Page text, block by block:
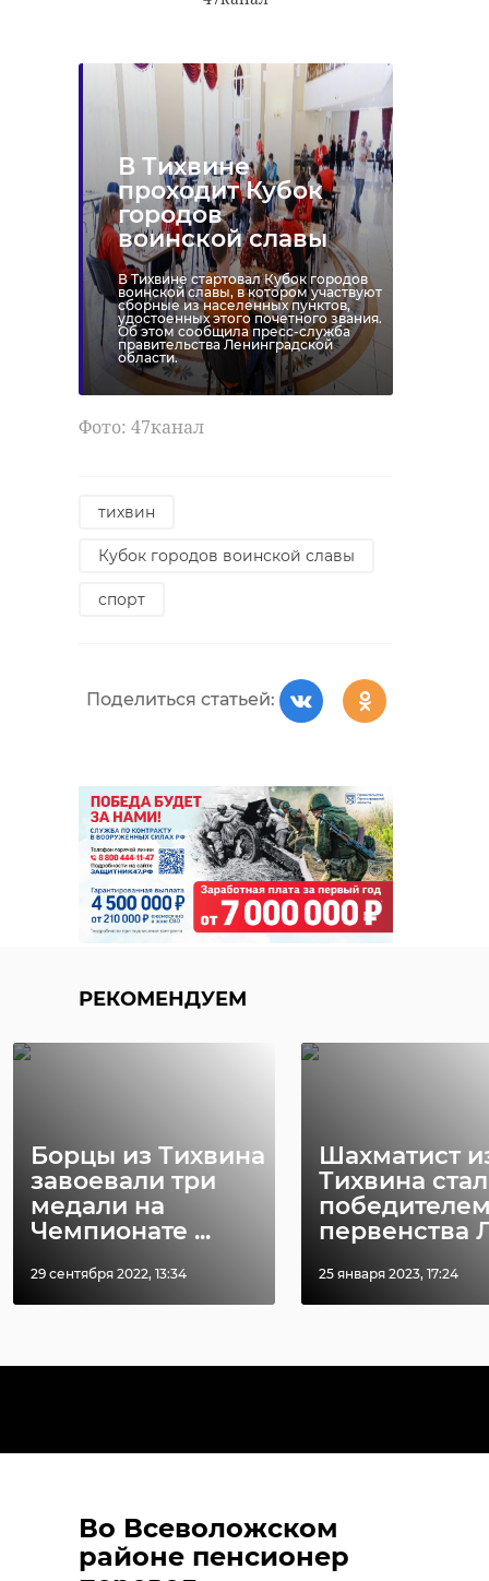
В Тихвине
проходит Кубок
городов
воинской славы
В Тихвине стартовал Кубок городов
воинской славы, в котором участвуют
сборные из населенных пунктов,
удостоенных этого почетного звания.
Об этом сообщила пресс-служба
правительства Ленинградской
области.
Фото: 47канал
тихвин
Кубок городов воинской славы
спорт
Поделиться статьей:
РЕКОМЕНДУЕМ
Борцы из Тихвина
завоевали три
медали на
Чемпионате ...
29 сентября 2022, 13:34
Шахматист
Тихвина стал
первенства
25 января 2023, 17:24
Во Всеволожском
районе пенсионер